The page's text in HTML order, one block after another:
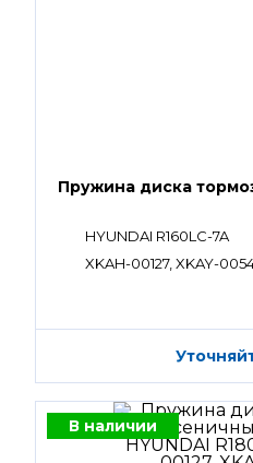
Пружина диска
HYUNDAI R160LC-7A
XKAH-00127, XKAY-
В наличии